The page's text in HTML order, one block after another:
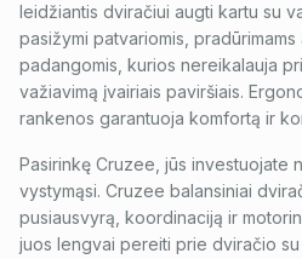
leidžiantis dviračiui augti kartu su
pasižymi patvariomis, pradūrimams
padangomis, kurios nereikalauja
važiavimą įvairiais paviršiais.
rankenos garantuoja komfortą ir
Pasirinkę Cruzee, jūs investuojate
vystymąsi. Cruzee balansiniai
pusiausvyrą, koordinaciją ir
juos lengvai pereiti prie dviračio